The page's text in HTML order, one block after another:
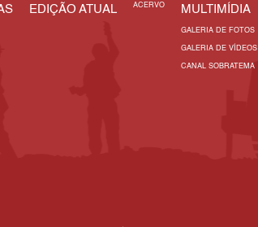
EDIÇÃO ATUAL ACERVO MULTIMÍDIA
GALERIA DE FOTOS
GALERIA DE VÍDEOS
CANAL SOBRATEMA